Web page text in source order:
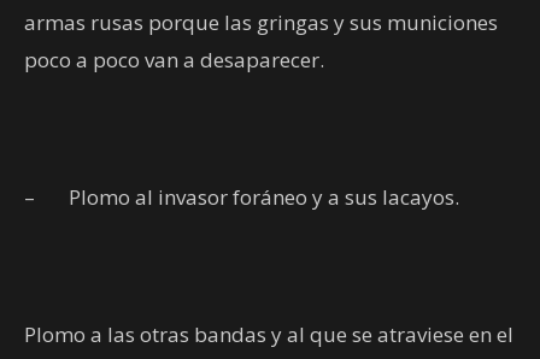
armas rusas porque las gringas y sus municiones
poco a poco van a desaparecer.
– Plomo al invasor foráneo y a sus lacayos.
Plomo a las otras bandas y al que se atraviese en el